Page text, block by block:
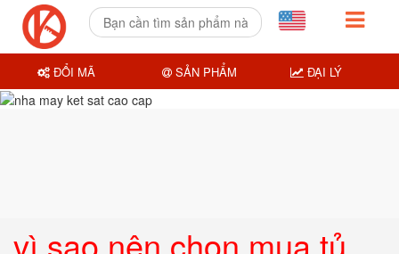
vì sao nên chọn mua tủ
ĐỔI MÃ SẢN PHẨM ĐẠI LÝ